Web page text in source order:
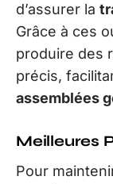
d’assurer la
Grâce à ces
produire des
précis,
assemblées
Meilleures
Pour